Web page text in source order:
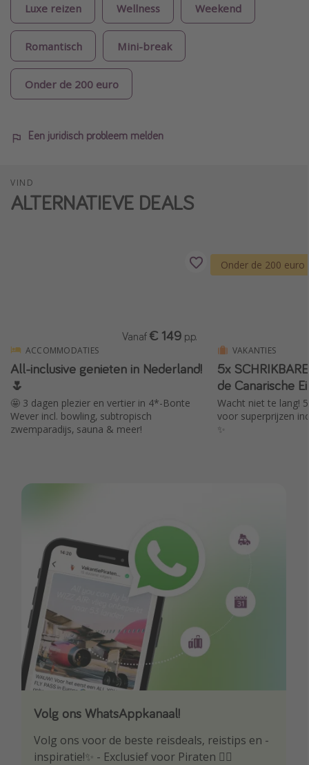
Luxe reizen Wellness Weekend
Romantisch Mini-break
Onder de 200 euro
Een juridisch probleem melden
VIND
ALTERNATIEVE DEALS
ACCOMMODATIES
All-inclusive genieten in Nederland!
🌷
🤩 3 dagen plezier en vertier in 4*-Bonte
Wever incl. bowling, subtropisch
zwemparadijs, sauna & meer!
Vanaf € 149 p.p.
Onder de 200 euro
VAKANTIES
5x
de Canarische
Wacht niet te lang!
voor superprijzen
✨
Volg ons WhatsAppkanaal!
Volg ons voor de beste reisdeals, reistips en -
inspiratie!✨ - Exclusief voor Piraten 🏴‍☠️
Download onze app
Wees als eerste op de hoogte van de beste
reisaanbiedingen